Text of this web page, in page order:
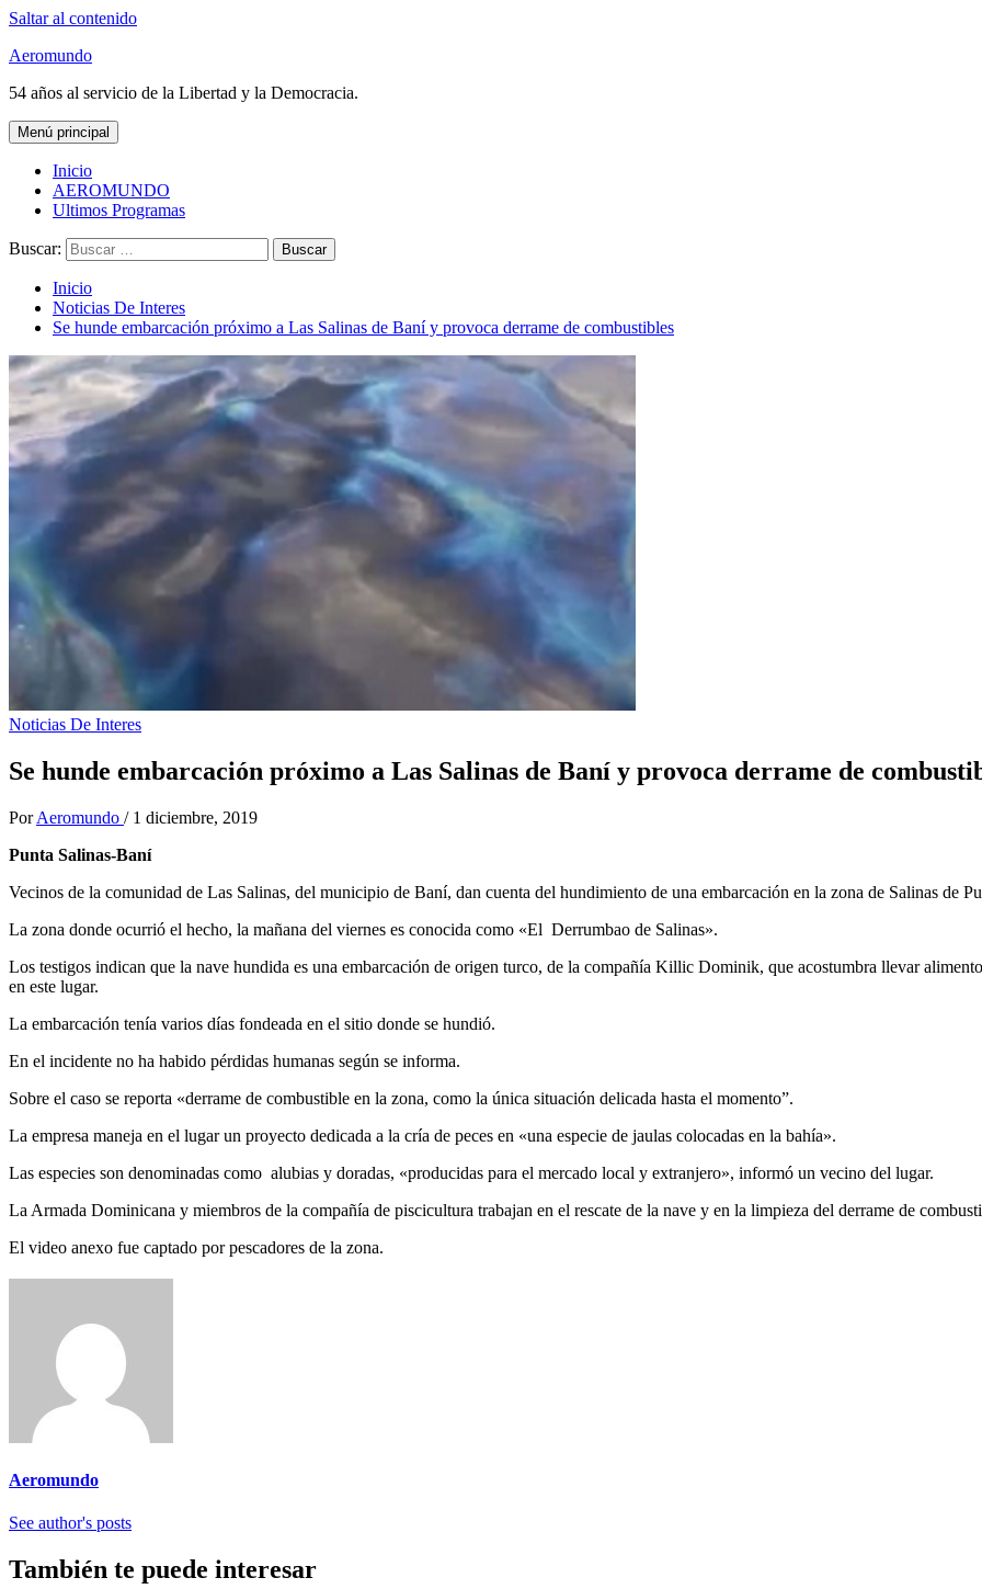
Saltar al contenido
Aeromundo
54 años al servicio de la Libertad y la Democracia.
Menú principal
Inicio
AEROMUNDO
Ultimos Programas
Buscar:
Inicio
Noticias De Interes
Se hunde embarcación próximo a Las Salinas de Baní y provoca derrame de combustibles
Noticias De Interes
Se hunde embarcación próximo a Las Salinas de Baní y provoca derrame de
Por Aeromundo / 1 diciembre, 2019
Punta Salinas-Baní
Vecinos de la comunidad de Las Salinas, del municipio de Baní, dan cuenta del hundimiento de una embarcación en la zona de Salinas de
La zona donde ocurrió el hecho, la mañana del viernes es conocida como «El Derrumbao de Salinas».
Los testigos indican que la nave hundida es una embarcación de origen turco, de la compañía Killic Dominik, que acostumbra llevar
en este lugar.
La embarcación tenía varios días fondeada en el sitio donde se hundió.
En el incidente no ha habido pérdidas humanas según se informa.
Sobre el caso se reporta «derrame de combustible en la zona, como la única situación delicada hasta el momento”.
La empresa maneja en el lugar un proyecto dedicada a la cría de peces en «una especie de jaulas colocadas en la bahía».
Las especies son denominadas como alubias y doradas, «producidas para el mercado local y extranjero», informó un vecino del lugar.
La Armada Dominicana y miembros de la compañía de piscicultura trabajan en el rescate de la nave y en la limpieza del derrame de
El video anexo fue captado por pescadores de la zona.
Aeromundo
See author's posts
También te puede interesar